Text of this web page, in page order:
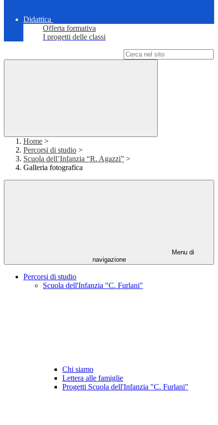
Didattica
Offerta formativa
I progetti delle classi
Home >
Percorsi di studio >
Scuola dell’Infanzia “R. Agazzi” >
Galleria fotografica
Menu di
navigazione
Percorsi di studio
Scuola dell'Infanzia "C. Furlani"
Chi siamo
Lettera alle famiglie
Progetti Scuola dell'Infanzia "C. Furlani"